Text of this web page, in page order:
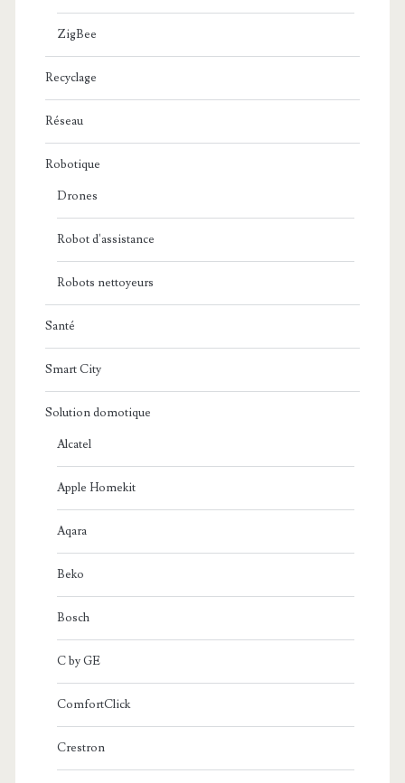
ZigBee
Recyclage
Réseau
Robotique
Drones
Robot d'assistance
Robots nettoyeurs
Santé
Smart City
Solution domotique
Alcatel
Apple Homekit
Aqara
Beko
Bosch
C by GE
ComfortClick
Crestron